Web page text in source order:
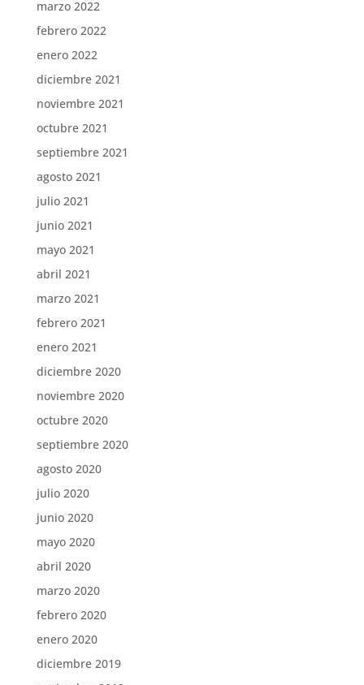
marzo 2022
febrero 2022
enero 2022
diciembre 2021
noviembre 2021
octubre 2021
septiembre 2021
agosto 2021
julio 2021
junio 2021
mayo 2021
abril 2021
marzo 2021
febrero 2021
enero 2021
diciembre 2020
noviembre 2020
octubre 2020
septiembre 2020
agosto 2020
julio 2020
junio 2020
mayo 2020
abril 2020
marzo 2020
febrero 2020
enero 2020
diciembre 2019